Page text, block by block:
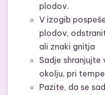
plodov.
V izogib
plodov,
ali znaki gnitja
Sadje shranjujte
okolju, pri
Pazite, da se